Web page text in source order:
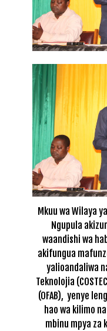
Mkuu wa Wilaya
Ngupula
waandishi wa
akifungua
yalioandaliwa
Teknolojia
(OFAB), yenye
hao wa kilimo
mbinu mpya za